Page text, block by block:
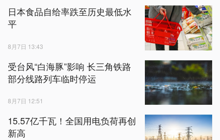
日本食品自给率跌至历史最低水
平
8月7日 13:43
受台风“白海豚”影响 长三角铁路
部分线路列车临时停运
8月7日 12:51
15.57亿千瓦！全国用电负荷再创
新高